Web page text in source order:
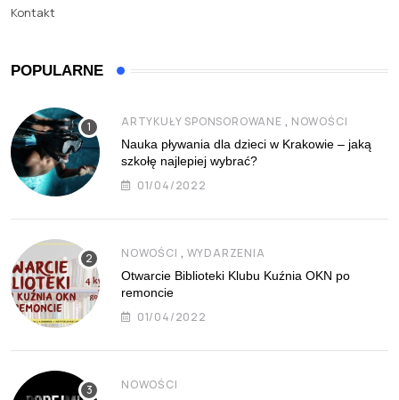
Kontakt
POPULARNE
ARTYKUŁY SPONSOROWANE , NOWOŚCI
Nauka pływania dla dzieci w Krakowie – jaką
szkołę najlepiej wybrać?
01/04/2022
NOWOŚCI , WYDARZENIA
Otwarcie Biblioteki Klubu Kuźnia OKN po
remoncie
01/04/2022
NOWOŚCI